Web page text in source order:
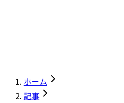
ホーム
記事